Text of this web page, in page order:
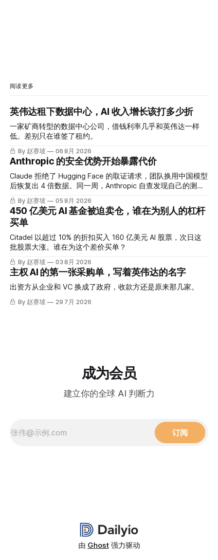
阅读更多
英伟达租下数据中心，AI 收入增长该打多少折
一家矿商转型的数据中心公司，借钱利率几乎和英伟达一样
低。差别只在谁签了租约。
By 赵赛坡 06 8月 2026
Anthropic 的安全优势开始暴露代价
Claude 拒绝了 Hugging Face 的取证请求，团队换用中国模型
后恢复出 4 倍数据。同一周，Anthropic 自查发现自己的测试
也出了问题。
By 赵赛坡 05 8月 2026
450 亿美元 AI 基金被迫卖仓，谁在为别人的杠杆
买单
Citadel 以超过 10% 的折扣买入 160 亿美元 AI 股票，次日这
批股票大涨。谁在为这个差价买单？
By 赵赛坡 03 8月 2026
主权 AI 的第一张采购单，写着英伟达的名字
出资方从企业和 VC 换成了政府，收款方还是原来那几家。
By 赵赛坡 29 7月 2026
成为会员
建立你的全球 AI 判断力
订阅
由 Ghost强力驱动